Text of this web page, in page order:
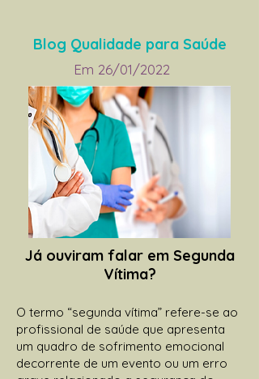
Blog Qualidade para Saúde
Em 26/01/2022
Já ouviram falar em Segunda
Vítima?
O termo “segunda vítima” refere-se ao
profissional de saúde que apresenta
um quadro de sofrimento emocional
decorrente de um evento ou um erro